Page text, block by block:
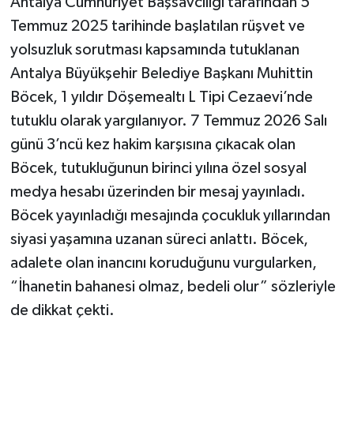
Temmuz 2025 tarihinde başlatılan rüşvet ve
yolsuzluk sorutması kapsamında tutuklanan
Antalya Büyükşehir Belediye Başkanı Muhittin
Böcek, 1 yıldır Döşemealtı L Tipi Cezaevi’nde
tutuklu olarak yargılanıyor. 7 Temmuz 2026 Salı
günü 3’ncü kez hakim karşısına çıkacak olan
Böcek, tutukluğunun birinci yılına özel sosyal
medya hesabı üzerinden bir mesaj yayınladı.
Böcek yayınladığı mesajında çocukluk yıllarından
siyasi yaşamına uzanan süreci anlattı. Böcek,
adalete olan inancını koruduğunu vurgularken,
“İhanetin bahanesi olmaz, bedeli olur” sözleriyle
de dikkat çekti.